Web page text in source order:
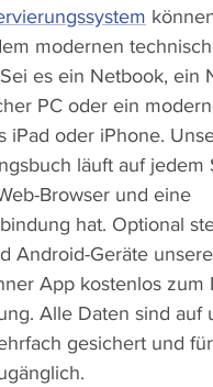
modernen
es ein Netbook, ein
PC oder ein
iPad oder iPhone.
läuft auf jedem
Browser und eine
hat. Optional
Android-Geräte unsere
App kostenlos zum
Alle Daten sind auf
gesichert und